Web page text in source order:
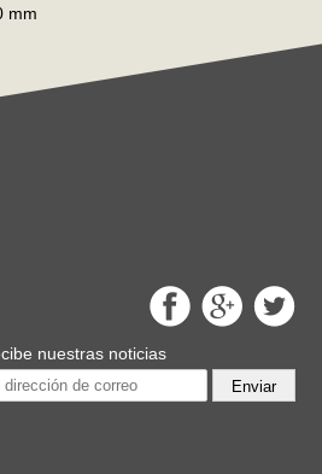
mm
nuestras noticias
Enviar